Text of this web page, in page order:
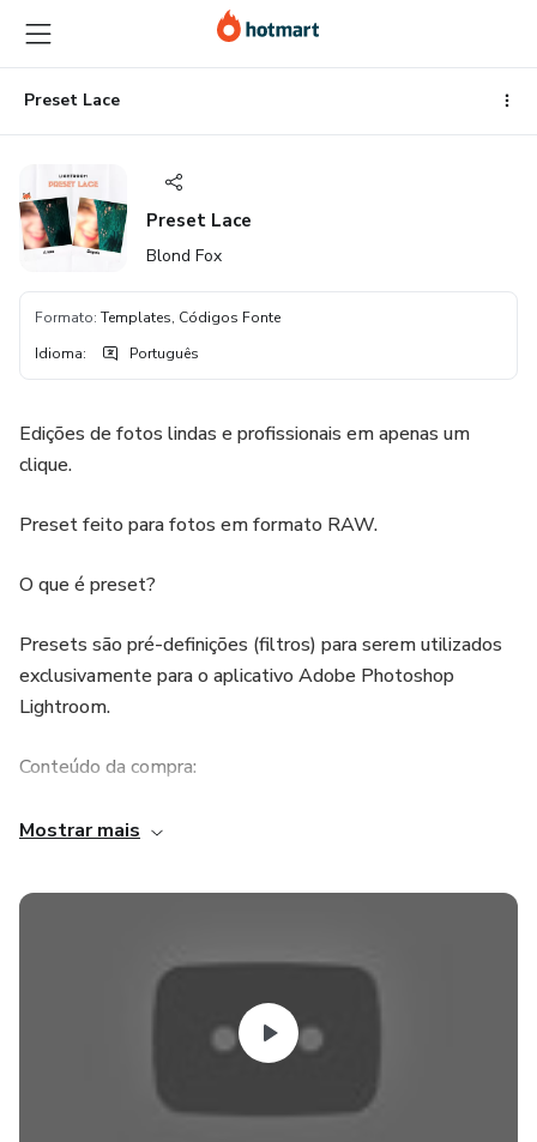
para
o
conteúdo
principal
para
o
pagamento
para
o
rodapé
Preset Lace
Preset Lace
Blond Fox
Formato: Templates, Códigos Fonte
Idioma: Português
Edições de fotos lindas e profissionais em apenas um
clique.
Preset feito para fotos em formato RAW.
O que é preset?
Presets são pré-definições (filtros) para serem utilizados
exclusivamente para o aplicativo Adobe Photoshop
Lightroom.
Conteúdo da compra:
Após a compra, será disponibilizado uma pasta contendo:
- Preset exclusivo
especialmente para você
* Pequenos ajustes podem ser necessários para alcançar
Mostrar mais